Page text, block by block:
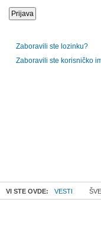
Zaboravili ste lozinku?
Zaboravili ste korisničko
VI STE OVDE: VESTI